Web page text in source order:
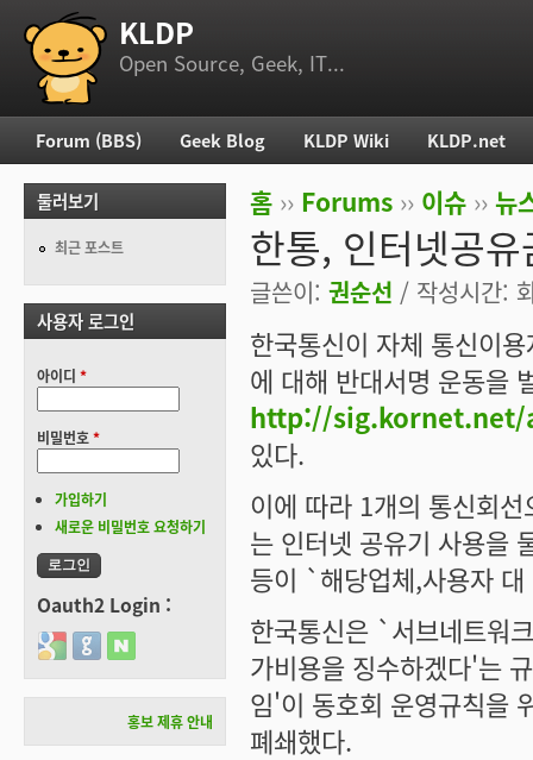
부 메뉴 KLDP
Open Source, Geek, IT...
현재 위치
홈 ›› Forums ›› 이슈 ›› 뉴
한통, 인터넷공
글쓴이: 권순선 / 작성시간:
한국통신이 자체 통신이
에 대해 반대서명 운동을
http://sig.kornet.net/
있다.
이에 따라 1개의 통신회
는 인터넷 공유기 사용을
등이 `해당업체,사용자
한국통신은 `서브네트워
가비용을 징수하겠다'는
임'이 동호회 운영규칙을
폐쇄했다.
주 메뉴
Forum (BBS) Geek Blog KLDP Wiki KLDP.net
둘러보기
최근 포스트
사용자 로그인
아이디 *
비밀번호*
가입하기
새로운 비밀번호 요청하기
Oauth2 Login :
Login with Google
Login with GitHub
Login with Naver
홍보 제휴 안내